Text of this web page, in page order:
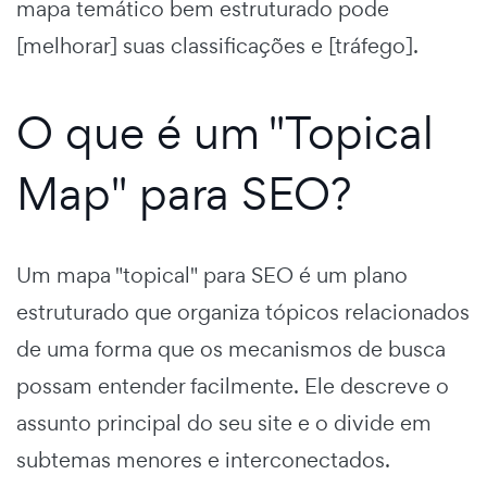
mapa temático bem estruturado pode
[melhorar] suas classificações e [tráfego].
O que é um "Topical
Map" para SEO?
Um mapa "topical" para SEO é um plano
estruturado que organiza tópicos relacionados
de uma forma que os mecanismos de busca
possam entender facilmente. Ele descreve o
assunto principal do seu site e o divide em
subtemas menores e interconectados.